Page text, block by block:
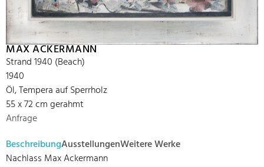
MAX ACKERMANN
Strand 1940 (Beach)
1940
Öl, Tempera auf Sperrholz
55 x 72 cm gerahmt
Anfrage
BeschreibungAusstellungenWeitere Werke
Nachlass Max Ackermann